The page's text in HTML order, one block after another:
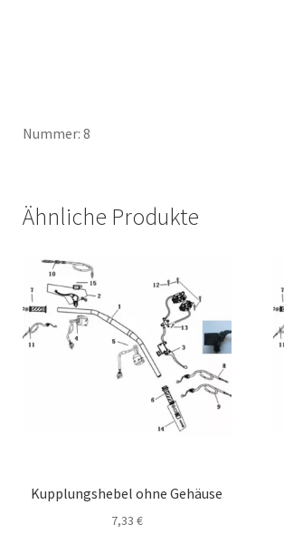
Nummer: 8
Ähnliche Produkte
Kupplungshebel ohne Gehäuse
7,33 €